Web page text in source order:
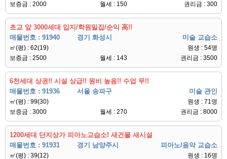
보증금 : 2000
월세 : 150 권리금 : 300
초교 앞 3000세대 입지/학원밀집/순익 高!!
매물번호 : 91940
경기 화성시 미술 교습소
㎡(평) : 62(19)
원생 : 54명
보증금 : 2500
월세 : 143 권리금 : 3500
6천세대 상권!! 시설 상급!! 원비 높음!! 수업 무!!
매물번호 : 91936
서울 송파구 미술 관인
㎡(평) : 99(30)
원생 : 71명
보증금 : 3000
월세 : 270 권리금 : 8000
1200세대 단지상가 피아노교습소! 새건물 새시설
매물번호 : 91931
경기 남양주시 피아노/음악 교습소
㎡(평) : 39(12)
원생 : 16명